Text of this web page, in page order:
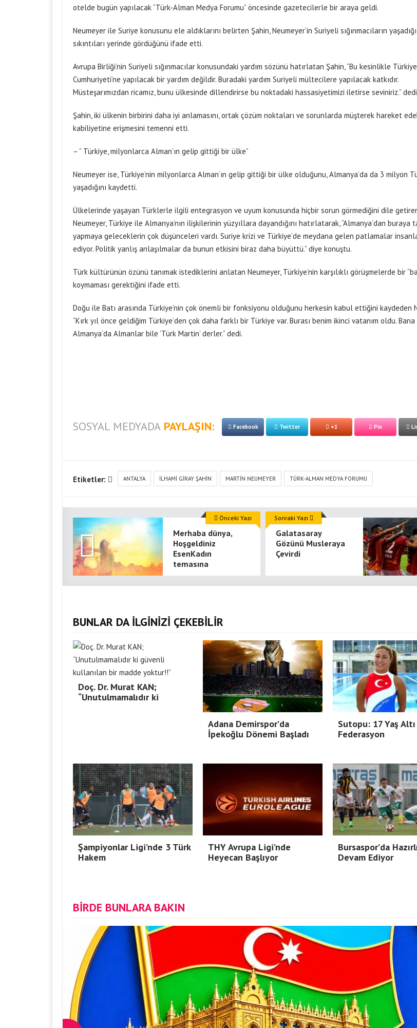
otelde bugün yapılacak “Türk-Alman Medya Forumu” öncesinde gazetecilerle bir araya geldi.
Neumeyer ile Suriye konusunu ele aldıklarını belirten Şahin, Neumeyer’in Suriyeli sığınmacıların yaşadığı
sıkıntıları yerinde gördüğünü ifade etti.
Avrupa Birliği’nin Suriyeli sığınmacılar konusundaki yardım sözünü hatırlatan Şahin, “Bu kesinlikle Türkiye
Cumhuriyeti’ne yapılacak bir yardım değildir. Buradaki yardım Suriyeli mültecilere yapılacak katkıdır.
Müsteşarımızdan ricamız, bunu ülkesinde dillendirirse bu noktadaki hassasiyetimizi iletirse seviniriz.”
Şahin, iki ülkenin birbirini daha iyi anlamasını, ortak çözüm noktaları ve sorunlarda müşterek hareket
kabiliyetine erişmesini temenni etti.
– ” Türkiye, milyonlarca Alman’ın gelip gittiği bir ülke”
Neumeyer ise, Türkiye’nin milyonlarca Alman’ın gelip gittiği bir ülke olduğunu, Almanya’da da 3 milyon
yaşadığını kaydetti.
Ülkelerinde yaşayan Türklerle ilgili entegrasyon ve uyum konusunda hiçbir sorun görmediğini dile
Neumeyer, Türkiye ile Almanya’nın ilişkilerinin yüzyıllara dayandığını hatırlatarak, “Almanya’dan buraya
yapmaya geleceklerin çok düşünceleri vardı. Suriye krizi ve Türkiye’de meydana gelen patlamalar
ediyor. Politik yanlış anlaşılmalar da bunun etkisini biraz daha büyüttü.” diye konuştu.
Türk kültürünün özünü tanımak istediklerini anlatan Neumeyer, Türkiye’nin karşılıklı görüşmelerde bir
koymaması gerektiğini ifade etti.
Doğu ile Batı arasında Türkiye’nin çok önemli bir fonksiyonu olduğunu herkesin kabul ettiğini kaydeden
“Kırk yıl önce geldiğim Türkiye’den çok daha farklı bir Türkiye var. Burası benim ikinci vatanım oldu. Bana
Almanya’da Almanlar bile ‘Türk Martin’ derler.” dedi.
SOSYAL MEDYADA PAYLAŞIN: Facebook Twitter +1 Pin
Etiketler: ANTALYA İLHAMI GIRAY ŞAHIN MARTIN NEUMEYER TÜRK-ALMAN MEDYA FORUMU
Merhaba dünya,
Hoşgeldiniz
EsenKadın
temasına
Önceki Yazı
Galatasaray
Gözünü Musleraya
Çevirdi
Sonraki Yazı
BUNLAR DA İLGİNİZİ ÇEKEBİLİR
Doç. Dr. Murat KAN;
“Unutulmamalıdır ki
Adana Demirspor’da
İpekoğlu Dönemi Başladı
Sutopu: 17 Yaş
Federasyon
Şampiyonlar Ligi’nde 3 Türk
Hakem
THY Avrupa Ligi’nde
Heyecan Başlıyor
Bursaspor’da
Devam Ediyor
BİRDE BUNLARA BAKIN